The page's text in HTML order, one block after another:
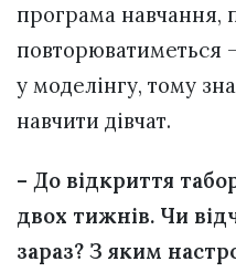
програма навчання,
повторюватиметься
у моделінгу, тому
навчити дівчат.
– До відкриття
двох тижнів. Чи
зараз? З яким